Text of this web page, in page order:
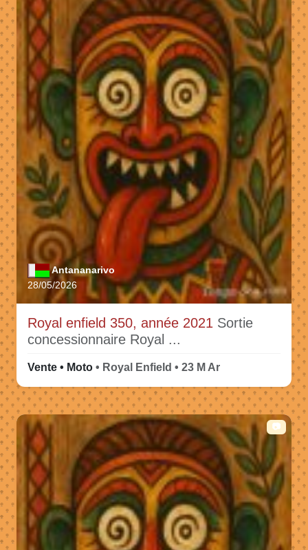
Antananarivo
28/05/2026
Royal enfield 350, année 2021 Sortie
concessionnaire Royal ...
Vente • Moto • Royal Enfield • 23 M Ar
📷